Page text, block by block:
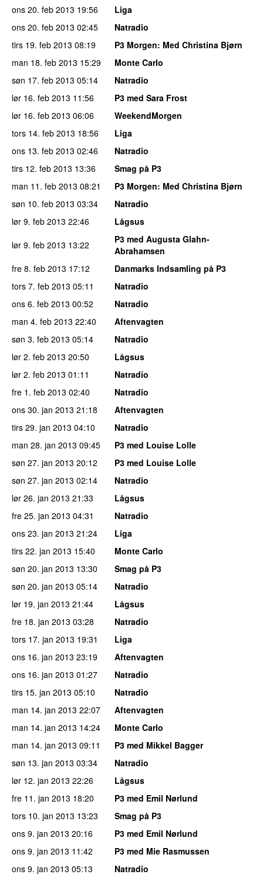
ons 20. feb 2013 19:56
Liga
ons 20. feb 2013 02:45
Natradio
tirs 19. feb 2013 08:19 P3 Morgen: Med Christina Bjørn
man 18. feb 2013 15:29
Monte Carlo
søn 17. feb 2013 05:14
Natradio
lør 16. feb 2013 11:56
P3 med Sara Frost
lør 16. feb 2013 06:06
WeekendMorgen
tors 14. feb 2013 18:56
Liga
ons 13. feb 2013 02:46
Natradio
tirs 12. feb 2013 13:36
Smag på P3
man 11. feb 2013 08:21 P3 Morgen: Med Christina Bjørn
søn 10. feb 2013 03:34
Natradio
lør 9. feb 2013 22:46
Lågsus
lør 9. feb 2013 13:22
P3 med Augusta Glahn-
Abrahamsen
fre 8. feb 2013 17:12
Danmarks Indsamling på P3
tors 7. feb 2013 05:11
Natradio
ons 6. feb 2013 00:52
Natradio
man 4. feb 2013 22:40
Aftenvagten
søn 3. feb 2013 05:14
Natradio
lør 2. feb 2013 20:50
Lågsus
lør 2. feb 2013 01:11
Natradio
fre 1. feb 2013 02:40
Natradio
ons 30. jan 2013 21:18
Aftenvagten
tirs 29. jan 2013 04:10
Natradio
man 28. jan 2013 09:45
P3 med Louise Lolle
søn 27. jan 2013 20:12
P3 med Louise Lolle
søn 27. jan 2013 02:14
Natradio
lør 26. jan 2013 21:33
Lågsus
fre 25. jan 2013 04:31
Natradio
ons 23. jan 2013 21:24
Liga
tirs 22. jan 2013 15:40
Monte Carlo
søn 20. jan 2013 13:30
Smag på P3
søn 20. jan 2013 05:14
Natradio
lør 19. jan 2013 21:44
Lågsus
fre 18. jan 2013 03:28
Natradio
tors 17. jan 2013 19:31
Liga
ons 16. jan 2013 23:19
Aftenvagten
ons 16. jan 2013 01:27
Natradio
tirs 15. jan 2013 05:10
Natradio
man 14. jan 2013 22:07
Aftenvagten
man 14. jan 2013 14:24
Monte Carlo
man 14. jan 2013 09:11
P3 med Mikkel Bagger
søn 13. jan 2013 03:34
Natradio
lør 12. jan 2013 22:26
Lågsus
fre 11. jan 2013 18:20
P3 med Emil Nørlund
tors 10. jan 2013 13:23
Smag på P3
ons 9. jan 2013 20:16
P3 med Emil Nørlund
ons 9. jan 2013 11:42
P3 med Mie Rasmussen
ons 9. jan 2013 05:13
Natradio